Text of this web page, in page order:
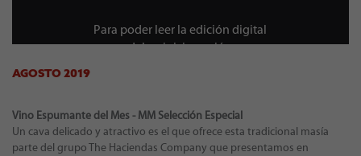
Para poder leer la edición digital
debes iniciar sesión
AGOSTO 2019
Vino Espumante del Mes - MM Selección Especial
Un cava delicado y atractivo es el que ofrece esta tradicional masía
parte del grupo The Haciendas Company que presentamos en